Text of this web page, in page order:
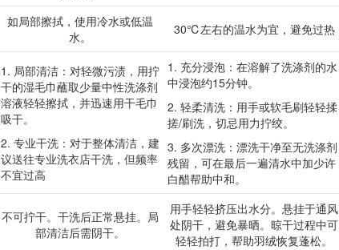
如局部擦拭，使用冷水或低温
水。
30℃左右的温水为宜，避免过热
1. 局部清洁：对轻微污渍，用拧
干的湿毛巾蘸取少量中性洗涤剂
溶液轻轻擦拭，并迅速用干毛巾
吸干。
2. 专业干洗：对于整体清洁，建
议送往专业洗衣店干洗，但频率
不宜过高
1. 充分浸泡：在溶解了洗涤剂的水
中浸泡约15分钟。
2. 轻柔清洗：用手或软毛刷轻轻揉
搓/刷洗，切忌用力拧绞。
3. 多次漂洗：漂洗干净至无洗涤剂
残留，可在最后一遍清水中加少许
白醋帮助中和。
不可拧干。干洗后正常悬挂。局
部清洁后需阴干。
用手轻轻挤压出水分。悬挂于通风
处阴干，避免暴晒。晾干过程中可
轻轻拍打，帮助羽绒恢复蓬松。